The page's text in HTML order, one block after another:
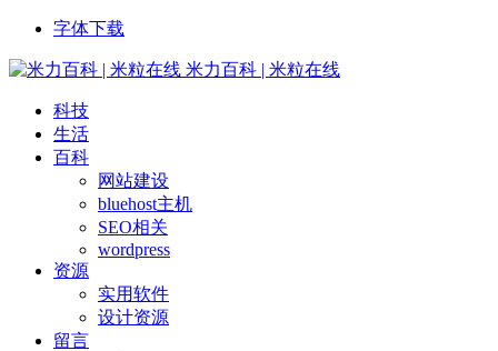
字体下载
米力百科 | 米粒在线
科技
生活
百科
网站建设
bluehost主机
SEO相关
wordpress
资源
实用软件
设计资源
留言